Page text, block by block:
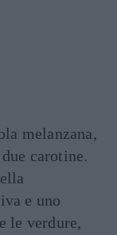
melanzana,
carotine.
e uno
le verdure,